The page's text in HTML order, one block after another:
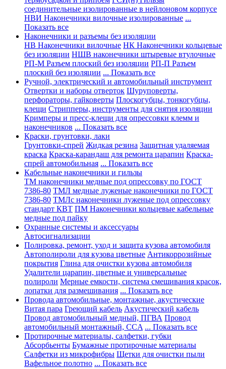
соединительные изолированные в нейлоновом корпусе
НВИ Наконечники вилочные изолированные ...
Показать все
Наконечники и разъемы без изоляции
НВ Наконечники вилочные НК Наконечники кольцевые
без изоляции НШВ наконечники штыревые втулочные
РП-М Разъем плоский без изоляции РП-П Разъем
плоский без изоляции ... Показать все
Ручной, электрический и автомобильный инструмент
Отвертки и наборы отверток Шуруповерты,
перфораторы, гайковерты Плоскогубцы, тонкогубцы,
клещи Стрипперы, инструменты для снятия изоляции
Кримперы и пресс-клещи для опрессовки клемм и
наконечников ... Показать все
Краски, грунтовки, лаки
Грунтовки-спрей Жидкая резина Защитная удаляемая
краска Краска-карандаш для ремонта царапин Краска-
спрей автомобильная ... Показать все
Кабельные наконечники и гильзы
ТМ наконечники медные под опрессовку по ГОСТ
7386-80 ТМЛ медные луженые наконечники по ГОСТ
7386-80 ТМЛс наконечники луженые под опрессовку
стандарт КВТ ПМ Наконечники кольцевые кабельные
медные под пайку
Охранные системы и аксессуары
Автосигнализации
Полировка, ремонт, уход и защита кузова автомобиля
Автополироли для кузова цветные Антикоррозийные
покрытия Глина для очистки кузова автомобиля
Удалители царапин, цветные и универсальные
полироли Мерные емкости, система смешивания красок,
лопатки для размешивания ... Показать все
Провода автомобильные, монтажные, акустические
Витая пара Греющий кабель Акустический кабель
Провод автомобильный медный, ПГВА Провод
автомобильный монтажный, CCA ... Показать все
Протирочные материалы, салфетки, губки
Абсорбьенты Бумажные протирочные материалы
Салфетки из микрофибры Щетки для очистки пыли
Вафельное полотно ... Показать все